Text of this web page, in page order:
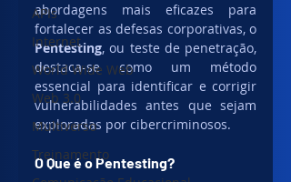
APIs
Internet
World Wide Web
Web 3.0
Multiverso
Treinamento
abordagens mais eficazes para
Pentesting, ou teste de penetração,
destaca-se como um método
essencial para identificar e corrigir
vulnerabilidades antes que sejam
exploradas por cibercriminosos.
O Que é o Pentesting?